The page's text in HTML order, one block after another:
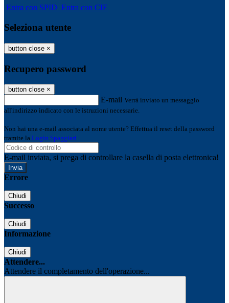
Entra con SPID Entra con CIE
Seleziona utente
button close ×
Recupero password
button close ×
E-mail Verrà inviato un messaggio
all'indirizzo indicato con le istruzioni necessarie.
Non hai una e-mail associata al nome utente? Effettua il reset della password
tramite la Login Spaggiari
E-mail inviata, si prega di controllare la casella di posta elettronica!
Errore
Chiudi
Successo
Chiudi
Informazione
Chiudi
Attendere...
Attendere il completamento dell'operazione...